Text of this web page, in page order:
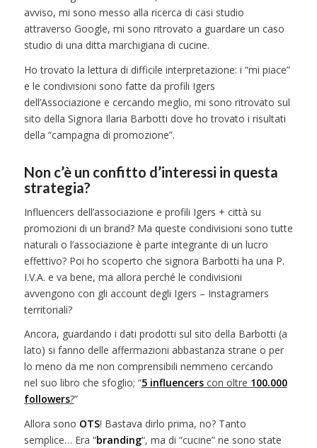
avviso, mi sono messo alla ricerca di casi studio
attraverso Google, mi sono ritrovato a guardare un caso
studio di una ditta marchigiana di cucine.
Ho trovato la lettura di difficile interpretazione: i “mi piace”
e le condivisioni sono fatte da profili Igers
dell’Associazione e cercando meglio, mi sono ritrovato sul
sito della Signora Ilaria Barbotti dove ho trovato i risultati
della “campagna di promozione”.
Non c’è un confitto d’interessi in questa
strategia?
Influencers dell’associazione e profili Igers + città su
promozioni di un brand? Ma queste condivisioni sono tutte
naturali o l’associazione è parte integrante di un lucro
effettivo? Poi ho scoperto che signora Barbotti ha una P.
I.V.A. e va bene, ma allora perché le condivisioni
avvengono con gli account degli Igers – Instagramers
territoriali?
Ancora, guardando i dati prodotti sul sito della Barbotti (a
lato) si fanno delle affermazioni abbastanza strane o per
lo meno da me non comprensibili nemmeno cercando
nel suo libro che sfoglio; “5 influencerscon oltre 100.000
followers?”
Allora sono OTS! Bastava dirlo prima, no? Tanto
semplice… Era “branding“, ma di “cucine” ne sono state